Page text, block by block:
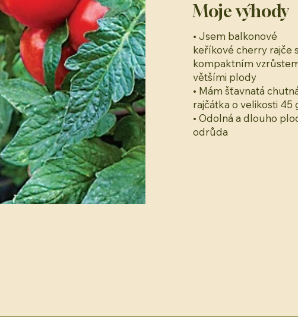
Moje výhody
• Jsem balkonové
keříkové cherry rajče s
kompaktním
většími plody
• Mám šťavnatá
rajčátka o velikosti 45
• Odolná a dlouho
odrůda